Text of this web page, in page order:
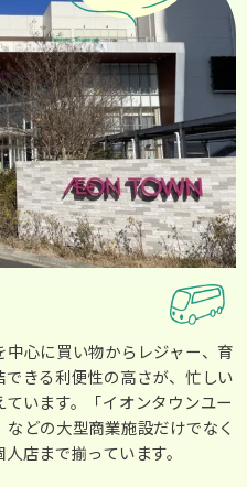
心に買い物からレジャー、育
きる利便性の高さが、忙しい
います。「イオンタウンユー
どの大型商業施設だけでなく
店まで揃っています。